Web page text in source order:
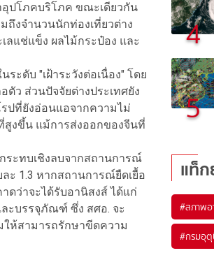
ปโภคบริโภค ขณะเดียวกัน
ถึงจำนวนนักท่องเที่ยวต่าง
ลแช่แข็ง ผลไม้กระป๋อง และ
ะดับ "เฝ้าระวังต่อเนื่อง" โดย
ว ส่วนปัจจัยต่างประเทศยัง
ปที่ยังอ่อนแอจากความไม่
งขึ้น แม้การส่งออกของจีนที่
ระทบเชิงลบจากสถานการณ์
ะ 1.3 หากสถานการณ์ยืดเยื้อ
ดว่าจะได้รับอานิสงส์ ได้แก่
ะบรรจุภัณฑ์ ซึ่ง สศอ. จะ
ห้สามารถรักษาขีดความ
4
5
แท็
#สภาพอ
#กรมอุ